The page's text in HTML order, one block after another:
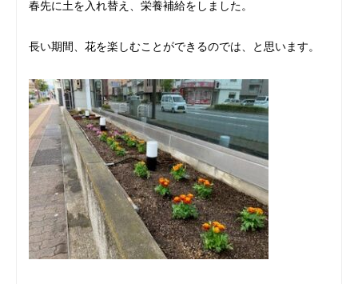
春先に土を入れ替え、栄養補給をしました。
長い期間、花を楽しむことができるのでは、と思います。